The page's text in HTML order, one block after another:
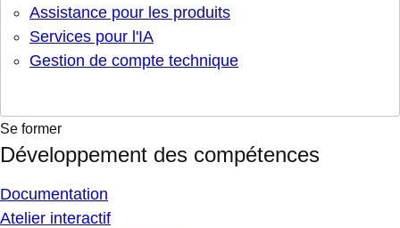
Assistance pour les produits
Services pour l'IA
Gestion de compte technique
Se former
Développement des compétences
Documentation
Atelier interactif